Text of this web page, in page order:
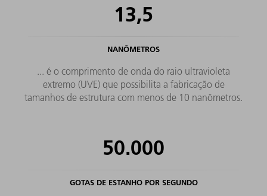
13,5
NANÔMETROS
... é o comprimento de onda do raio ultravioleta
extremo (UVE) que possibilita a fabricação de
tamanhos de estrutura com menos de 10 nanômetros.
50.000
GOTAS DE ESTANHO POR SEGUNDO